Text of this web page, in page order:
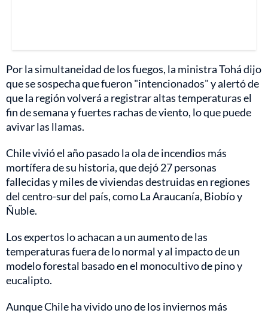
Por la simultaneidad de los fuegos, la ministra Tohá dijo
que se sospecha que fueron "intencionados" y alertó de
que la región volverá a registrar altas temperaturas el
fin de semana y fuertes rachas de viento, lo que puede
avivar las llamas.
Chile vivió el año pasado la ola de incendios más
mortífera de su historia, que dejó 27 personas
fallecidas y miles de viviendas destruidas en regiones
del centro-sur del país, como La Araucanía, Biobío y
Ñuble.
Los expertos lo achacan a un aumento de las
temperaturas fuera de lo normal y al impacto de un
modelo forestal basado en el monocultivo de pino y
eucalipto.
Aunque Chile ha vivido uno de los inviernos más